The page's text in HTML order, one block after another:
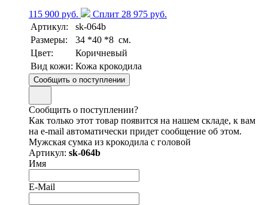
115 900 руб.
Сплит 28 975 руб.
Артикул:
sk-064b
Размеры:
34 *40 *8 см.
Цвет:
Коричневый
Вид кожи: Кожа крокодила
Сообщить о поступлении
Сообщить о поступлении?
Как только этот товар появится на нашем складе, к вам
на e-mail автоматически придет сообщение об этом.
Мужская сумка из крокодила с головой
Артикул: sk-064b
Имя
E-Mail